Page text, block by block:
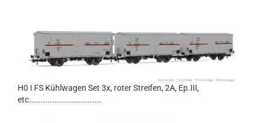
H0 I FS Kühlwagen Set 3x, roter Streifen, 2A, Ep.III,
etc...............................